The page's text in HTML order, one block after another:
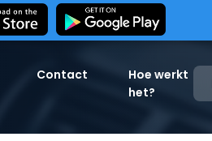
Contact
Hoe werkt
het?